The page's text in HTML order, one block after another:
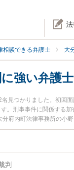
相談できる弁護士 大
強い弁護士
見つかりました。初回
。刑事事件に関係する
府内町法律事務所の小
に発生した刑事裁判の
大分県内の弁護士に相
判